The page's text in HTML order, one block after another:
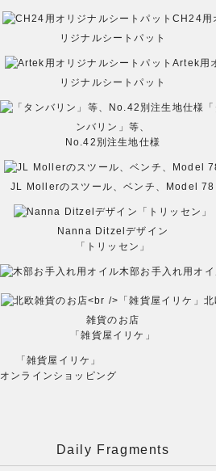
CH24用
リジナルシートパット
Artek用
リジナルシートパット
ンバリン」等、
No.42別注生地仕様
JL Mollerのスツール、ベンチ、Model 78
Nanna Ditzelデザイン
「トリッセン」
木部お手入れ用オ
北
雑貨のお店
「雑貨屋イリケ」
「雑貨屋イリケ」
オンラインショッピング
Daily Fragments